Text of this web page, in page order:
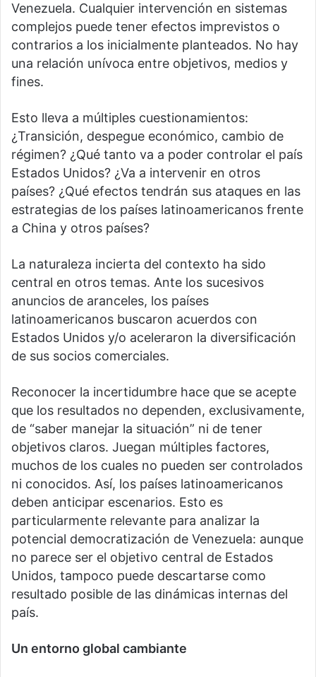
Venezuela. Cualquier intervención en sistemas
complejos puede tener efectos imprevistos o
contrarios a los inicialmente planteados. No hay
una relación unívoca entre objetivos, medios y
fines.
Esto lleva a múltiples cuestionamientos:
¿Transición, despegue económico, cambio de
régimen? ¿Qué tanto va a poder controlar el país
Estados Unidos? ¿Va a intervenir en otros
países? ¿Qué efectos tendrán sus ataques en las
estrategias de los países latinoamericanos frente
a China y otros países?
La naturaleza incierta del contexto ha sido
central en otros temas. Ante los sucesivos
anuncios de aranceles, los países
latinoamericanos buscaron acuerdos con
Estados Unidos y/o aceleraron la diversificación
de sus socios comerciales.
Reconocer la incertidumbre hace que se acepte
que los resultados no dependen, exclusivamente,
de “saber manejar la situación” ni de tener
objetivos claros. Juegan múltiples factores,
muchos de los cuales no pueden ser controlados
ni conocidos. Así, los países latinoamericanos
deben anticipar escenarios. Esto es
particularmente relevante para analizar la
potencial democratización de Venezuela: aunque
no parece ser el objetivo central de Estados
Unidos, tampoco puede descartarse como
resultado posible de las dinámicas internas del
país.
Un entorno global cambiante